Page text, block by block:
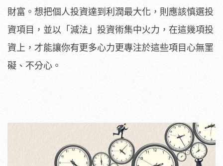
財富。想把個人投資達到利潤最大化，則應該慎選投
資項目，並以「減法」投資術集中火力，在這幾項投
資上，才能讓你有更多心力更專注於這些項目心無罣
礙、不分心。